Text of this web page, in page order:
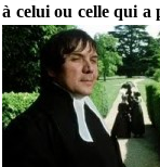
à celui ou celle qui a